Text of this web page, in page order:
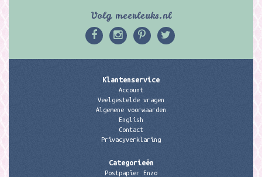
Volg meerleuks.nl
Klantenservice
Account
Veelgestelde vragen
Algemene voorwaarden
English
Contact
Privacyverklaring
Categorieën
Postpapier Enzo